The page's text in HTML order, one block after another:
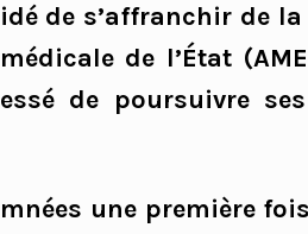
de s’affranchir de
de l’État
de poursuivre
une première